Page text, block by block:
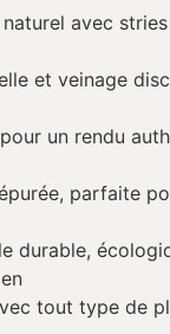
avec
et veinage
un rendu
parfaite
durable,
tout type de